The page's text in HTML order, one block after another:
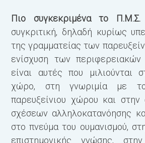
Πιο συγκεκριμένα το Π.Μ.Σ.
συγκριτική, δηλαδή κυρίως
της γραμματείας των
ενίσχυση των
είναι αυτές που μιλιούνται
χώρο, στη γνωριμία με
παρευξείνιου χώρου και
σχέσεων αλληλοκατανόησης
στο πνεύμα του ουμανισμού,
επιστημονικής γνώσης,